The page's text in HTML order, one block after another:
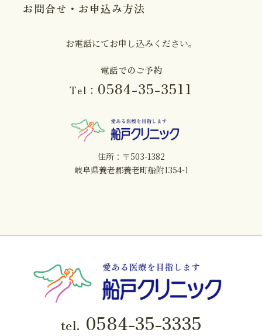
お問合せ・お申込み方法
お電話にてお申し込みください。
電話でのご予約
Tel： 0584-35-3511
住所：〒503-1382
岐阜県養老郡養老町船附1354-1
tel. 0584-35-3335